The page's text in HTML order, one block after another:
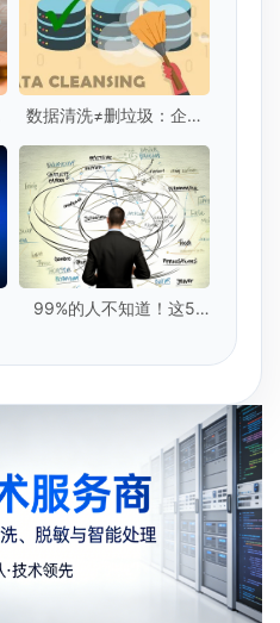
数据清洗≠删垃圾：企业
准是什么？
99%的人不知道！这5